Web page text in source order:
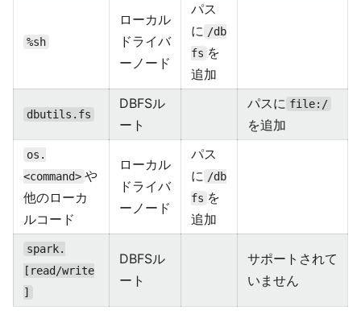
%sh
ローカル
ドライバ
ーノード
パス
に /db
fs を
追加
dbutils.fs
DBFSル
ート
パスに file:/
を追加
os.
<command> や
他のローカ
ルコード
ローカル
ドライバ
ーノード
パス
に /db
fs を
追加
spark.
[read/write
]
DBFSル
ート
サポートされて
いません